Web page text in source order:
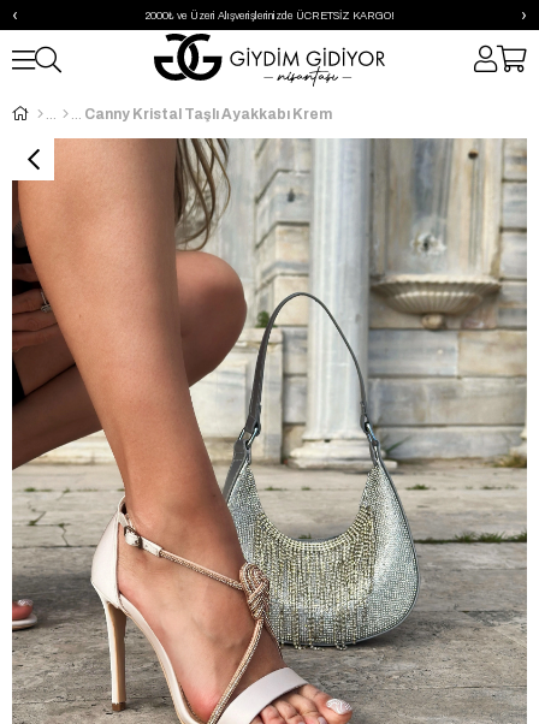
2000₺ ve Üzeri Alışverişlerinizde ÜCRETSİZ KARGO!
‹ ›
Canny Kristal Taşlı Ayakkabı Krem